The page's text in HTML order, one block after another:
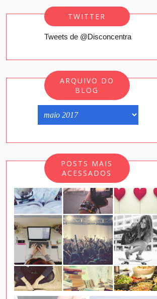
TWITTER
Tweets de @Disconcentra
ARQUIVO DO
BLOG
POSTS MAIS
ACESSADOS